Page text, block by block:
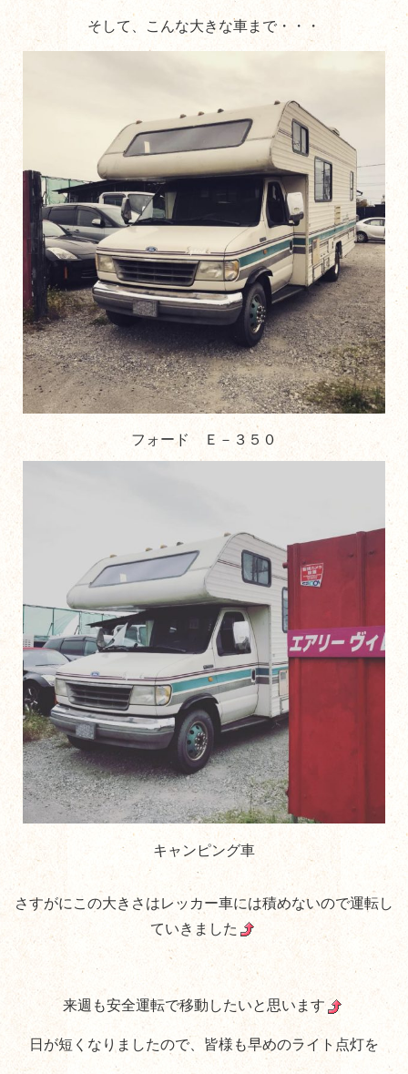
そして、こんな大きな車まで・・・
フォード Ｅ－３５０
キャンピング車
さすがにこの大きさはレッカー車には積めないので運転し
ていきました
来週も安全運転で移動したいと思います
日が短くなりましたので、皆様も早めのライト点灯を